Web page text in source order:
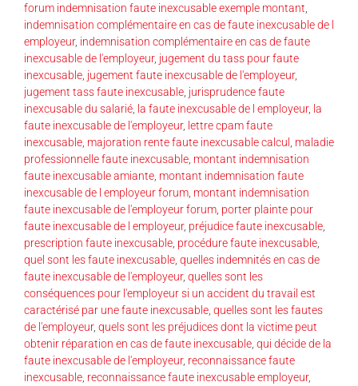
forum indemnisation faute inexcusable exemple montant
indemnisation complémentaire en cas de faute inexcusable de l
employeur, indemnisation complémentaire en cas de faute
inexcusable de l'employeur, jugement du tass pour faute
inexcusable jugement faute inexcusable de l'employeur,
jugement tass faute inexcusable jurisprudence faute
inexcusable du salarié la faute inexcusable de l employeur, la
faute inexcusable de l'employeur, lettre cpam faute
inexcusable majoration rente faute inexcusable calcul maladie
professionnelle faute inexcusable montant indemnisation
faute inexcusable amiante montant indemnisation faute
inexcusable de l employeur forum montant indemnisation
faute inexcusable de l'employeur forum porter plainte pour
faute inexcusable de l employeur, préjudice faute inexcusable
prescription faute inexcusable procédure faute inexcusable
quel sont les faute inexcusable quelles indemnités en cas de
faute inexcusable de l'employeur, quelles sont les
conséquences pour l'employeur si un accident du travail est
caractérisé par une faute inexcusable quelles sont les fautes
de l'employeur, quels sont les préjudices dont la victime peut
obtenir réparation en cas de faute inexcusable qui décide de la
faute inexcusable de l'employeur, reconnaissance faute
inexcusable reconnaissance faute inexcusable employeur,